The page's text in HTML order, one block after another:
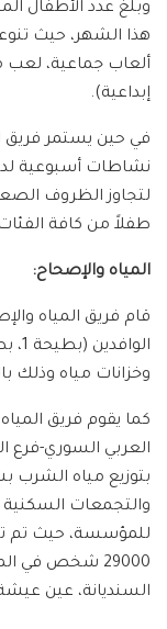
هذا الشهر، حيث
ألعاب جماعية،
إبداعية).
في حين يستمر
نشاطات أسبوعية
طفلاً من كافة
المياه والإصحاح:
قام فريق المياه
وخزانات مياه وذلك
كما يقوم فريق
العربي السوري-فرع
بتوزيع مياه الشرب
والتجمعات
للمؤسسة، حيث تم
29000 شخص في
السنديانة، عين